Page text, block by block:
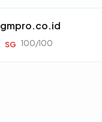
gmpro.co.id
SG 100/100